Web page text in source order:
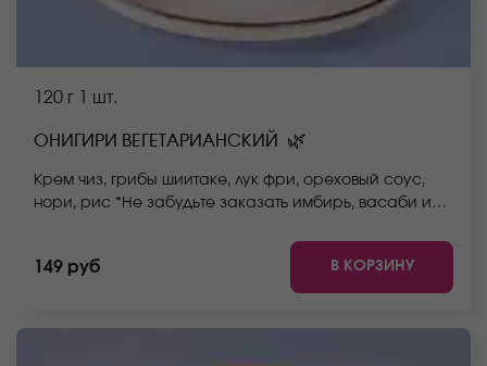
120 г 1 шт.
ОНИГИРИ ВЕГЕТАРИАНСКИЙ 🌿
Крем чиз, грибы шиитаке, лук фри, ореховый соус,
нори, рис *Не забудьте заказать имбирь, васаби и
*Внешний вид блюда может отличаться от фото на
сайте.
149 руб В КОРЗИНУ